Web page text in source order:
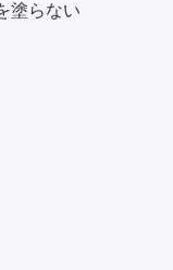
塗らない